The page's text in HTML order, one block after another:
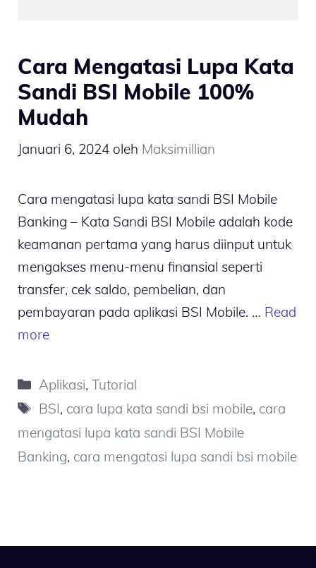
Cara Mengatasi Lupa Kata
Sandi BSI Mobile 100%
Mudah
Januari 6, 2024 oleh Maksimillian
Cara mengatasi lupa kata sandi BSI Mobile
Banking – Kata Sandi BSI Mobile adalah kode
keamanan pertama yang harus diinput untuk
mengakses menu-menu finansial seperti
transfer, cek saldo, pembelian, dan
pembayaran pada aplikasi BSI Mobile. … Read
more
Kategori
Aplikasi,Tutorial
Tag
BSI, cara lupa kata sandi bsi mobile, cara
mengatasi lupa kata sandi BSI Mobile
Banking, cara mengatasi lupa sandi bsi mobile